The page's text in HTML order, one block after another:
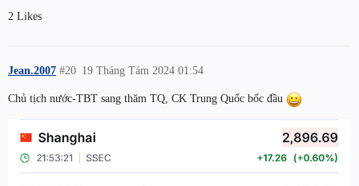
2 Likes
Jean.2007 19 Tháng Tám 2024 01:54
#20
Chủ tịch nước-TBT sang thăm TQ, CK Trung Quốc bốc đầu